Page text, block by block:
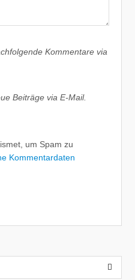
Kommentare via
Beiträge via E-Mail.
um Spam zu
Kommentardaten